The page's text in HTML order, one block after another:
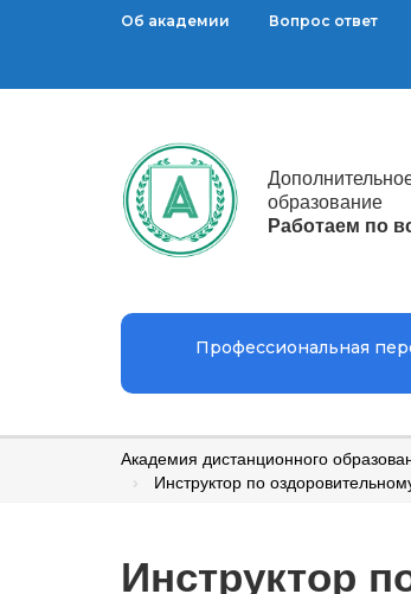
Вопрос ответ
Об академии
образование
Работаем по
Профессиональная
Академия дистанционного
Инструктор по
Инструктор